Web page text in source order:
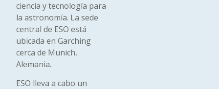
ciencia y tecnología para
la astronomía. La sede
central de ESO está
ubicada en Garching
cerca de Munich,
Alemania.
ESO lleva a cabo un